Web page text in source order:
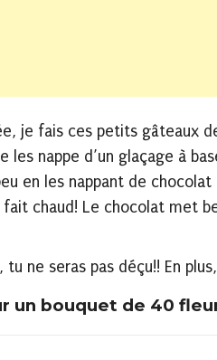
je fais ces petits gâteaux
les nappe d’un glaçage à
en les nappant de
chaud! Le chocolat met
tu ne seras pas déçu!! En
un bouquet de 40